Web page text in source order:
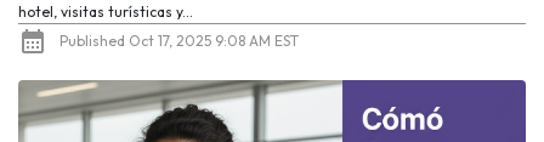
hotel, visitas turísticas y...
Published Oct 17, 2025 9:08 AM EST